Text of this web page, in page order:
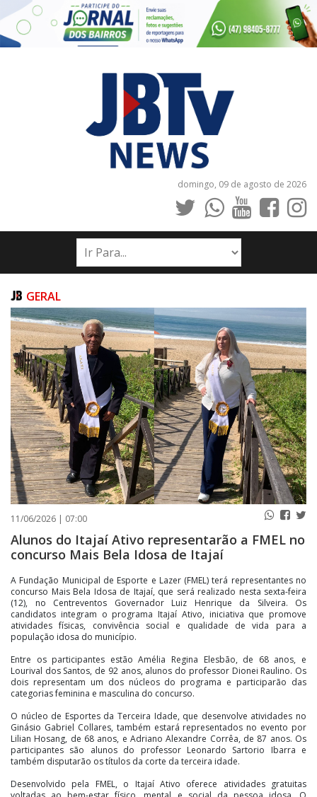
domingo, 09 de agosto de 2026
INÍCIO
NOTÍCIAS
PUBLICAÇÕES LEGAIS
CONTATO
GERAL
11/06/2026 | 07:00
Alunos do Itajaí Ativo representarão a FMEL no
concurso Mais Bela Idosa de Itajaí
A Fundação Municipal de Esporte e Lazer (FMEL) terá representantes no
concurso Mais Bela Idosa de Itajaí, que será realizado nesta sexta-feira
(12), no Centreventos Governador Luiz Henrique da Silveira. Os
candidatos integram o programa Itajaí Ativo, iniciativa que promove
atividades físicas, convivência social e qualidade de vida para a
população idosa do município.
Entre os participantes estão Amélia Regina Elesbão, de 68 anos, e
Lourival dos Santos, de 92 anos, alunos do professor Dionei Raulino. Os
dois representam um dos núcleos do programa e participarão das
categorias feminina e masculina do concurso.
O núcleo de Esportes da Terceira Idade, que desenvolve atividades no
Ginásio Gabriel Collares, também estará representados no evento por
Lilian Hosang, de 68 anos, e Adriano Alexandre Corrêa, de 87 anos. Os
participantes são alunos do professor Leonardo Sartorio Ibarra e
também disputarão os títulos da corte da terceira idade.
Desenvolvido pela FMEL, o Itajaí Ativo oferece atividades gratuitas